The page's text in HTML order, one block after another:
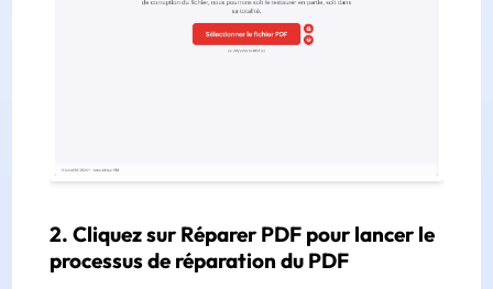
2. Cliquez sur Réparer PDF pour lancer le
processus de réparation du PDF